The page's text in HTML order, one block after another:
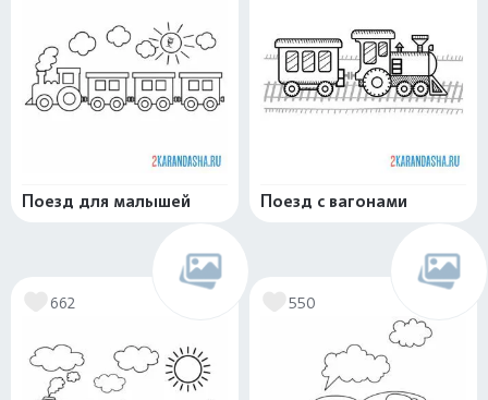
Поезд для малышей Поезд с вагонами
662 550